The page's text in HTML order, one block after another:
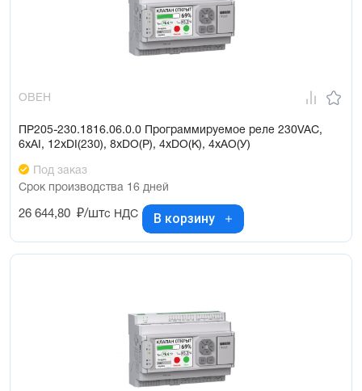
ОВЕН
ПР205-230.1816.06.0.0 Программируемое реле 230VAC,
6xAI, 12xDI(230), 8xDO(Р), 4xDO(K), 4xAO(У)
Под заказ
Срок производства 16 дней
26 644,80 ₽/штс НДС В корзину